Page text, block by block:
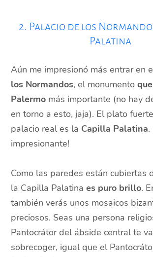
2. Palacio de los
Palatina
Aún me impresionó más entrar en
los Normandos, el monumento
Palermo más importante (no hay
en torno a esto, jaja). El plato
palacio real es la Capilla Palatina.
impresionante!
Como las paredes están cubiertas
la Capilla Palatinaes puro brillo.
también verás unos mosaicos
preciosos. Seas una persona
Pantocrátor del ábside central te
sobrecoger, igual que el